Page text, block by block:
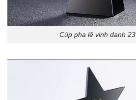
Cúp pha lê vinh danh 23